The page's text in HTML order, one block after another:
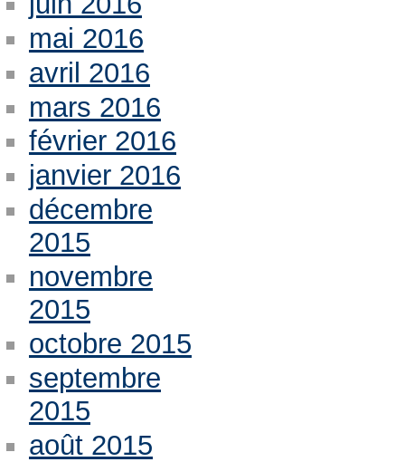
mai 2016
avril 2016
mars 2016
février 2016
janvier 2016
décembre
2015
novembre
2015
octobre 2015
septembre
2015
août 2015